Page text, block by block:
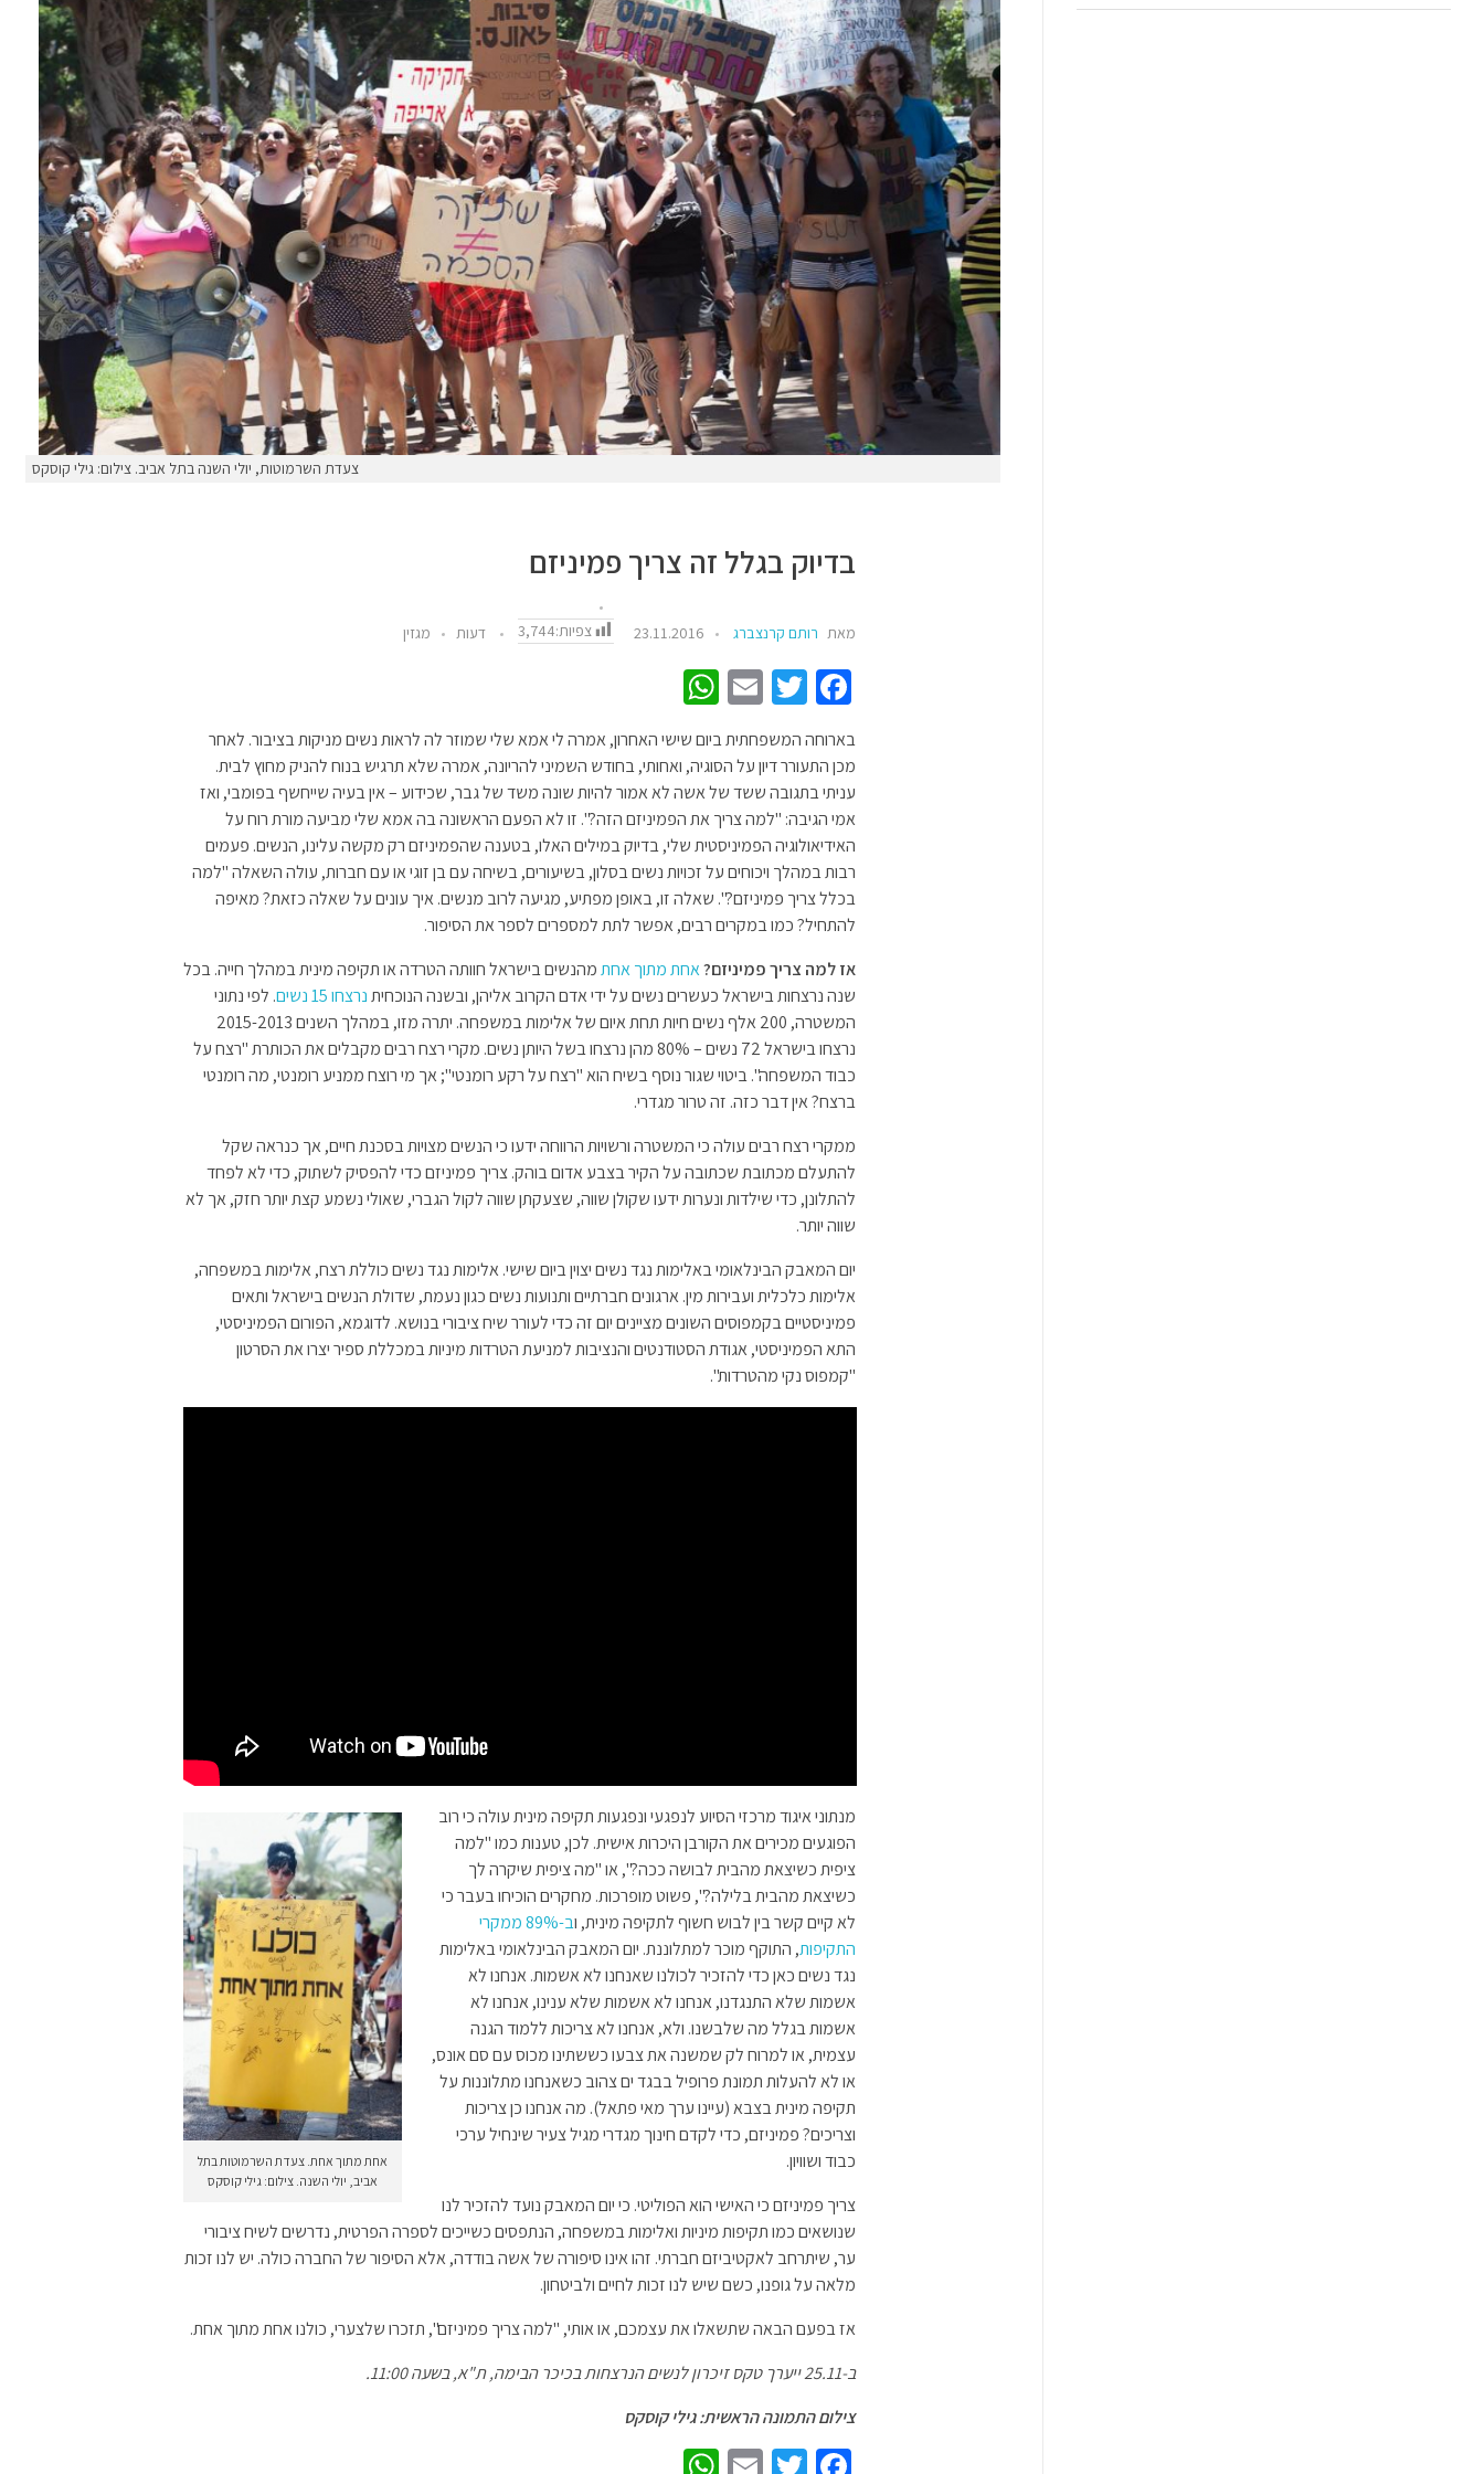
צעדת השרמוטות, יולי השנה בתל אביב. צילום: גילי קוסקס
בדיוק בגלל זה צריך פמיניזם
מאת רותם קרנצברג 23.11.2016 צפיות:3,744 דעות מגזין
Fa
b
o
o
k
T
tt
er
E
ail
W
at
sA
p
p
בארוחה המשפחתית ביום שישי האחרון, אמרה לי אמא שלי שמוזר לה לראות נשים מניקות בציבור. לאחר
מכן התעורר דיון על הסוגיה, ואחותי, בחודש השמיני להריונה, אמרה שלא תרגיש בנוח להניק מחוץ לבית.
עניתי בתגובה ששד של אשה לא אמור להיות שונה משד של גבר, שכידוע – אין בעיה שייחשף בפומבי, ואז
אמי הגיבה: "למה צריך את הפמיניזם הזה?". זו לא הפעם הראשונה בה אמא שלי מביעה מורת רוח על
האידיאולוגיה הפמיניסטית שלי, בדיוק במילים האלו, בטענה שהפמיניזם רק מקשה עלינו, הנשים. פעמים
רבות במהלך ויכוחים על זכויות נשים בסלון, בשיעורים, בשיחה עם בן זוגי או עם חברות, עולה השאלה "למה
בכלל צריך פמיניזם?". שאלה זו, באופן מפתיע, מגיעה לרוב מנשים. איך עונים על שאלה כזאת? מאיפה
להתחיל? כמו במקרים רבים, אפשר לתת למספרים לספר את הסיפור.
אז למה צריך פמיניזם?אחת מתוך אחתמהנשים בישראל חוותה הטרדה או תקיפה מינית במהלך חייה. בכל
שנה נרצחות בישראל כעשרים נשים על ידי אדם הקרוב אליהן, ובשנה הנוכחיתנרצחו 15 נשים
. לפי נתוני
המשטרה, 200 אלף נשים חיות תחת איום של אלימות במשפחה. יתרה מזו, במהלך השנים 2015-2013
נרצחו בישראל 72 נשים – 80% מהן נרצחו בשל היותן נשים. מקרי רצח רבים מקבלים את הכותרת "רצח על
כבוד המשפחה". ביטוי שגור נוסף בשיח הוא "רצח על רקע רומנטי"; אך מי רוצח ממניע רומנטי, מה רומנטי
ברצח? אין דבר כזה. זה טרור מגדרי.
ממקרי רצח רבים עולה כי המשטרה ורשויות הרווחה ידעו כי הנשים מצויות בסכנת חיים, אך כנראה שקל
להתעלם מכתובת שכתובה על הקיר בצבע אדום בוהק. צריך פמיניזם כדי להפסיק לשתוק, כדי לא לפחד
להתלונן, כדי שילדות ונערות ידעו שקולן שווה, שצעקתן שווה לקול הגברי, שאולי נשמע קצת יותר חזק, אך לא
שווה יותר.
יום המאבק הבינלאומי באלימות נגד נשים יצוין ביום שישי. אלימות נגד נשים כוללת רצח, אלימות במשפחה,
אלימות כלכלית ועבירות מין. ארגונים חברתיים ותנועות נשים כגון נעמת, שדולת הנשים בישראל ותאים
פמיניסטיים בקמפוסים השונים מציינים יום זה כדי לעורר שיח ציבורי בנושא. לדוגמא, הפורום הפמיניסטי,
התא הפמיניסטי, אגודת הסטודנטים והנציבות למניעת הטרדות מיניות במכללת ספיר יצרו את הסרטון
"קמפוס נקי מהטרדות".
אחת מתוך אחת. צעדת השרמוטות בתל
אביב, יולי השנה. צילום: גילי קוסקס
מנתוני איגוד מרכזי הסיוע לנפגעי ונפגעות תקיפה מינית עולה כי רוב
הפוגעים מכירים את הקורבן היכרות אישית. לכן, טענות כמו "למה
ציפית כשיצאת מהבית לבושה ככה?", או "מה ציפית שיקרה לך
כשיצאת מהבית בלילה?", פשוט מופרכות. מחקרים הוכיחו בעבר כי
לא קיים קשר בין לבוש חשוף לתקיפה מינית, ו
ב-89% ממקרי
התקיפות, התוקף מוכר למתלוננת. יום המאבק הבינלאומי באלימות
נגד נשים כאן כדי להזכיר לכולנו שאנחנו לא אשמות. אנחנו לא
אשמות שלא התנגדנו, אנחנו לא אשמות שלא ענינו, אנחנו לא
אשמות בגלל מה שלבשנו. ולא, אנחנו לא צריכות ללמוד הגנה
עצמית, או למרוח לק שמשנה את צבעו כששתינו מכוס עם סם אונס,
או לא להעלות תמונת פרופיל בבגד ים צהוב כשאנחנו מתלוננות על
תקיפה מינית בצבא (עיינו ערך מאי פתאל). מה אנחנו כן צריכות
וצריכים? פמיניזם, כדי לקדם חינוך מגדרי מגיל צעיר שינחיל ערכי
כבוד ושוויון.
צריך פמיניזם כי האישי הוא הפוליטי. כי יום המאבק נועד להזכיר לנו
שנושאים כמו תקיפות מיניות ואלימות במשפחה, הנתפסים כשייכים לספרה הפרטית, נדרשים לשיח ציבורי
ער, שיתרחב לאקטיביזם חברתי. זהו אינו סיפורה של אשה בודדה, אלא הסיפור של החברה כולה. יש לנו זכות
מלאה על גופנו, כשם שיש לנו זכות לחיים ולביטחון.
אז בפעם הבאה שתשאלו את עצמכם, או אותי, "למה צריך פמיניזם", תזכרו שלצערי, כולנו אחת מתוך אחת.
ב-25.11 ייערך טקס זיכרון לנשים הנרצחות בכיכר הבימה, ת"א, בשעה 11:00.
צילום התמונה הראשית: גילי קוסקס